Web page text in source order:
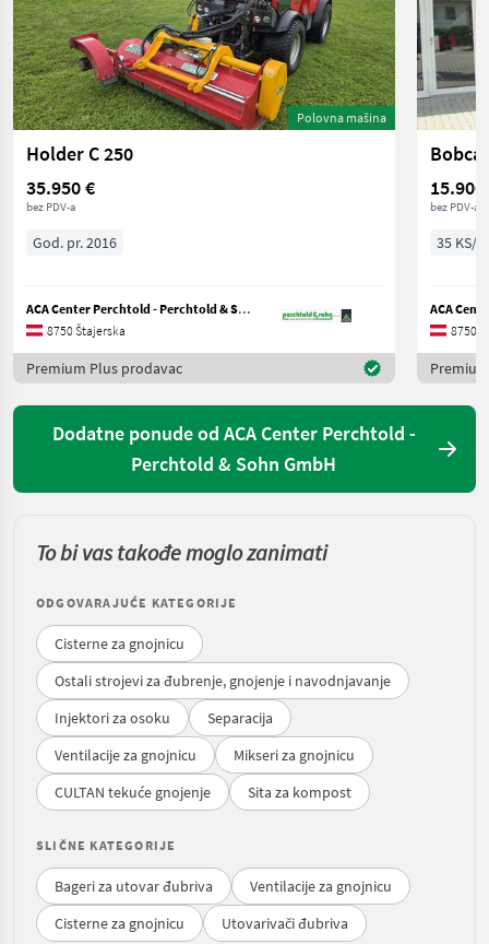
Polovna mašina
Holder C 250
35.950 €
bez PDV-a
God. pr. 2016
ACA Center Perchtold - Perchtold & Sohn GmbH
8750 Štajerska
Premium Plus prodavac
15.900
bez PDV-a
35 KS/
8750
Dodatne ponude od ACA Center Perchtold -
Perchtold & Sohn GmbH
To bi vas takođe moglo zanimati
ODGOVARAJUĆE KATEGORIJE
Cisterne za gnojnicu
Ostali strojevi za đubrenje, gnojenje i navodnjavanje
Injektori za osoku
Separacija
Ventilacije za gnojnicu
Mikseri za gnojnicu
CULTAN tekuće gnojenje
Sita za kompost
SLIČNE KATEGORIJE
Bageri za utovar đubriva
Ventilacije za gnojnicu
Cisterne za gnojnicu
Utovarivači đubriva